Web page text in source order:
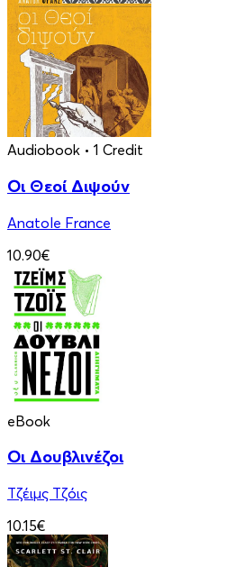
Audiobook • 1 Credit
Οι Θεοί Διψούν
Anatole France
10.90€
eBook
Οι Δουβλινέζοι
Τζέιμς Τζόις
10.15€